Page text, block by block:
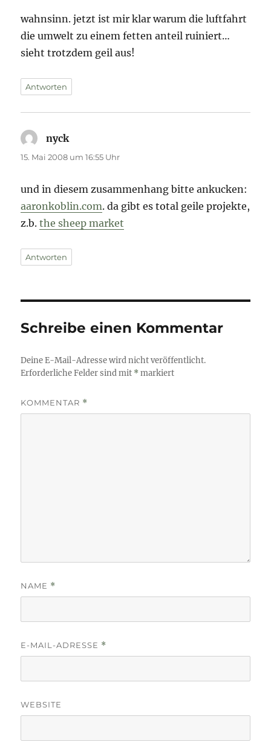
wahnsinn. jetzt ist mir klar warum die luftfahrt
die umwelt zu einem fetten anteil ruiniert…
sieht trotzdem geil aus!
Antworten
nycksagt:
15. Mai 2008 um 16:55 Uhr
und in diesem zusammenhang bitte ankucken:
aaronkoblin.com. da gibt es total geile projekte,
z.b.the sheep market
Antworten
Schreibe einen Kommentar
Deine E-Mail-Adresse wird nicht veröffentlicht.
Erforderliche Felder sind mit *markiert
KOMMENTAR *
NAME *
E-MAIL-ADRESSE *
WEBSITE